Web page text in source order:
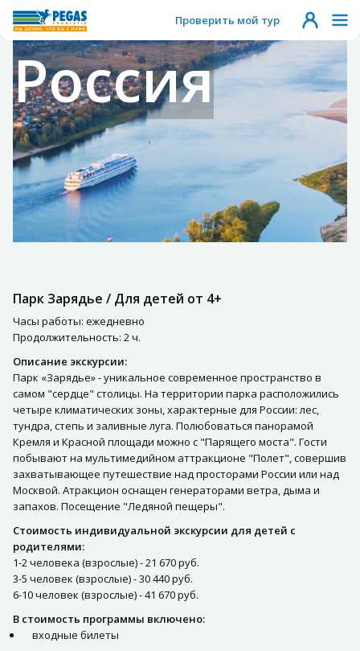
Проверить мой тур
Россия
Парк Зарядье / Для детей от 4+
Часы работы: ежедневно
Продолжительность: 2 ч.
Описание экскурсии:
Парк «Зарядье» - уникальное современное пространство в
самом "сердце" столицы. На территории парка расположились
четыре климатических зоны, характерные для России: лес,
тундра, степь и заливные луга. Полюбоваться панорамой
Кремля и Красной площади можно с "Парящего моста". Гости
побывают на мультимедийном аттракционе "Полет", совершив
захватывающее путешествие над просторами России или над
Москвой. Атракцион оснащен генераторами ветра, дыма и
запахов. Посещение "Ледяной пещеры".
Стоимость индивидуальной экскурсии для детей с
родителями:
1-2 человека (взрослые) - 21 670 руб.
3-5 человек (взрослые) - 30 440 руб.
6-10 человек (взрослые) - 41 670 руб.
В стоимость программы включено:
входные билеты